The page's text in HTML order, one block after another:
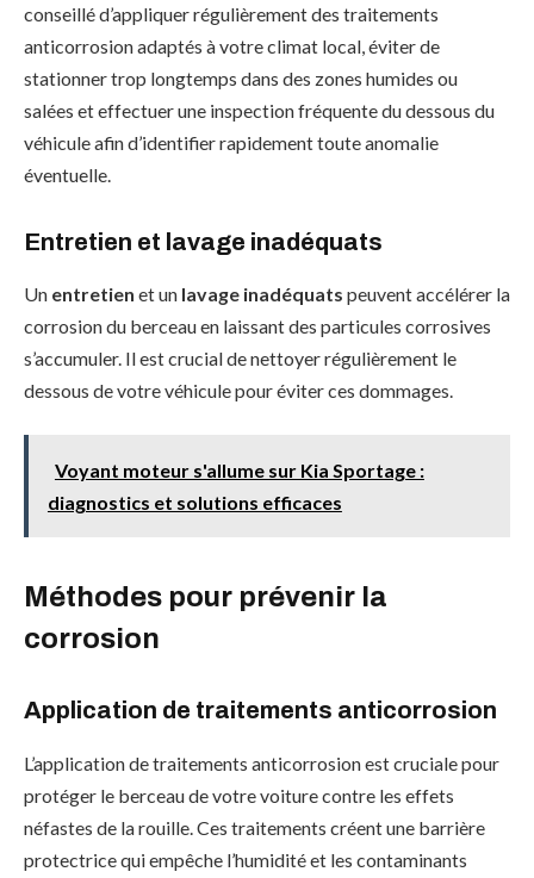
conseillé d’appliquer régulièrement des traitements
anticorrosion adaptés à votre climat local, éviter de
stationner trop longtemps dans des zones humides ou
salées et effectuer une inspection fréquente du dessous du
véhicule afin d’identifier rapidement toute anomalie
éventuelle.
Entretien et lavage inadéquats
Un entretien et un lavage inadéquats peuvent accélérer la
corrosion du berceau en laissant des particules corrosives
s’accumuler. Il est crucial de nettoyer régulièrement le
dessous de votre véhicule pour éviter ces dommages.
Voyant moteur s'allume sur Kia Sportage :
diagnostics et solutions efficaces
Méthodes pour prévenir la
corrosion
Application de traitements anticorrosion
L’application de traitements anticorrosion est cruciale pour
protéger le berceau de votre voiture contre les effets
néfastes de la rouille. Ces traitements créent une barrière
protectrice qui empêche l’humidité et les contaminants